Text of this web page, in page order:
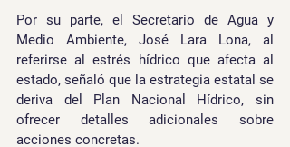
Por su parte, el Secretario de Agua y
Medio Ambiente, José Lara Lona, al
referirse al estrés hídrico que afecta al
estado, señaló que la estrategia estatal se
deriva del Plan Nacional Hídrico, sin
ofrecer detalles adicionales sobre
acciones concretas.